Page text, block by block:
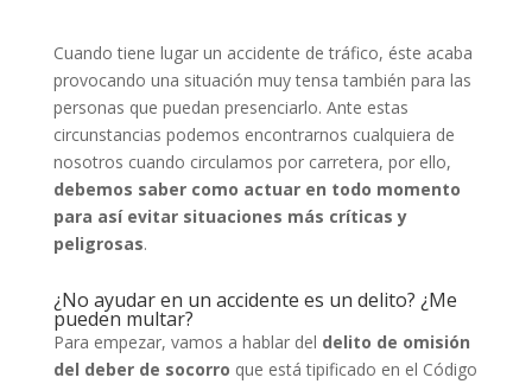
Cuando tiene lugar un accidente de tráfico, éste acaba
provocando una situación muy tensa también para las
personas que puedan presenciarlo. Ante estas
circunstancias podemos encontrarnos cualquiera de
nosotros cuando circulamos por carretera, por ello,
debemos saber como actuar en todo momento
para así evitar situaciones más críticas y
peligrosas.
¿No ayudar en un accidente es un delito? ¿Me
pueden multar?
Para empezar, vamos a hablar del delito de omisión
del deber de socorro que está tipificado en el Código